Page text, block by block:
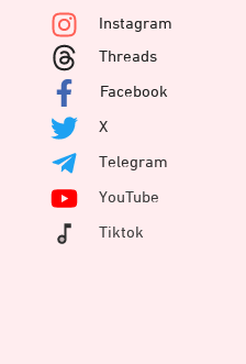
Instagram
Threads
Facebook
X
Telegram
YouTube
Tiktok